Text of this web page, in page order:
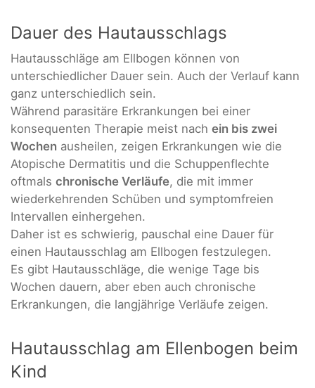
Dauer des Hautausschlags
Hautausschläge am Ellbogen können von
unterschiedlicher Dauer sein. Auch der Verlauf kann
ganz unterschiedlich sein.
Während parasitäre Erkrankungen bei einer
konsequenten Therapie meist nach ein bis zwei
Wochen ausheilen, zeigen Erkrankungen wie die
Atopische Dermatitis und die Schuppenflechte
oftmals chronische Verläufe, die mit immer
wiederkehrenden Schüben und symptomfreien
Intervallen einhergehen.
Daher ist es schwierig, pauschal eine Dauer für
einen Hautausschlag am Ellbogen festzulegen.
Es gibt Hautausschläge, die wenige Tage bis
Wochen dauern, aber eben auch chronische
Erkrankungen, die langjährige Verläufe zeigen.
Hautausschlag am Ellenbogen beim
Kind